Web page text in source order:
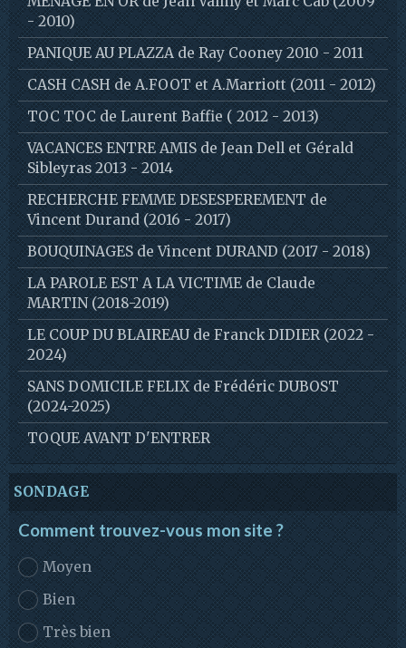
- 2010)
PANIQUE AU PLAZZA de Ray Cooney 2010 - 2011
CASH CASH de A.FOOT et A.Marriott (2011 - 2012)
TOC TOC de Laurent Baffie ( 2012 - 2013)
VACANCES ENTRE AMIS de Jean Dell et Gérald
Sibleyras 2013 - 2014
RECHERCHE FEMME DESESPEREMENT de
Vincent Durand (2016 - 2017)
BOUQUINAGES de Vincent DURAND (2017 - 2018)
LA PAROLE EST A LA VICTIME de Claude
MARTIN (2018-2019)
LE COUP DU BLAIREAU de Franck DIDIER (2022 -
2024)
SANS DOMICILE FELIX de Frédéric DUBOST
(2024-2025)
TOQUE AVANT D'ENTRER
SONDAGE
Comment trouvez-vous mon site ?
Moyen
Bien
Très bien